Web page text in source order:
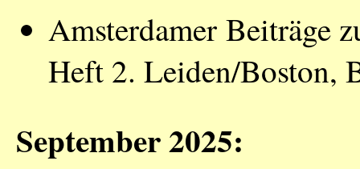
Amsterdamer Beiträge
Heft 2. Leiden/Boston,
September 2025: